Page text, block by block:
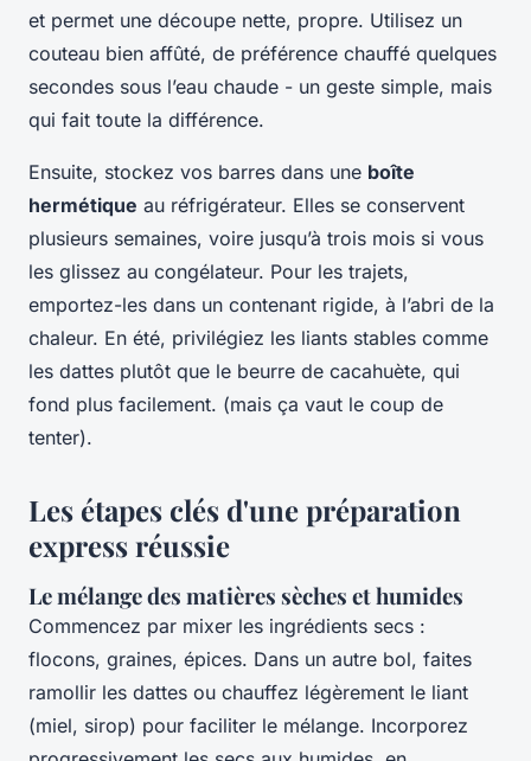
et permet une découpe nette, propre. Utilisez un
couteau bien affûté, de préférence chauffé quelques
secondes sous l’eau chaude - un geste simple, mais
qui fait toute la différence.
Ensuite, stockez vos barres dans une boîte
hermétique au réfrigérateur. Elles se conservent
plusieurs semaines, voire jusqu’à trois mois si vous
les glissez au congélateur. Pour les trajets,
emportez-les dans un contenant rigide, à l’abri de la
chaleur. En été, privilégiez les liants stables comme
les dattes plutôt que le beurre de cacahuète, qui
fond plus facilement. (mais ça vaut le coup de
tenter).
Les étapes clés d'une préparation
express réussie
Le mélange des matières sèches et humides
Commencez par mixer les ingrédients secs :
flocons, graines, épices. Dans un autre bol, faites
ramollir les dattes ou chauffez légèrement le liant
(miel, sirop) pour faciliter le mélange. Incorporez